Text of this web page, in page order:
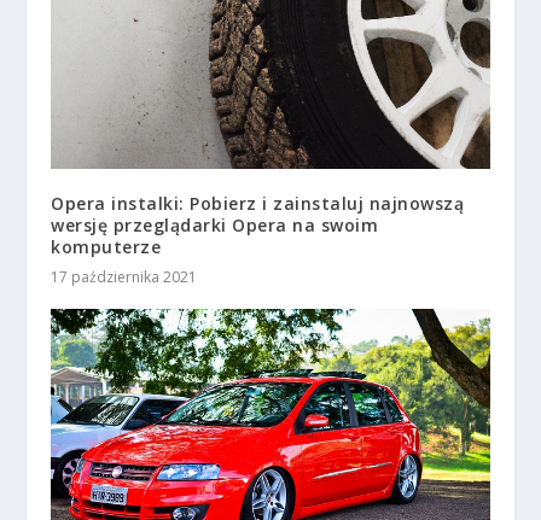
Opera instalki: Pobierz i zainstaluj najnowszą
wersję przeglądarki Opera na swoim
komputerze
17 października 2021